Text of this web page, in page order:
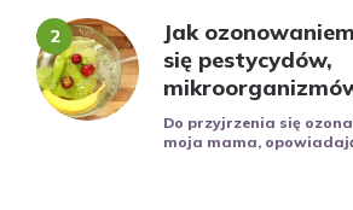
Jak
się pestycydów,
Do przyjrzenia się
moja mama,